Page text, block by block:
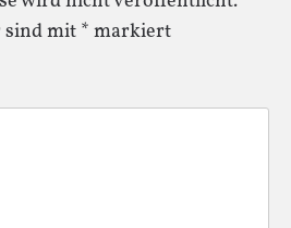
sind mit * markiert